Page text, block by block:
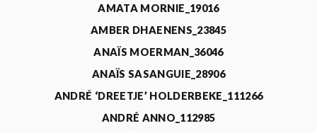
AMATA MORNIE_19016
AMBER DHAENENS_23845
ANAÏS MOERMAN_36046
ANAÏS SASANGUIE_28906
ANDRÉ ‘DREETJE’ HOLDERBEKE_111266
ANDRÉ ANNO_112985